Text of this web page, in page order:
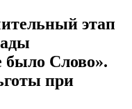
этап
было Слово».
при